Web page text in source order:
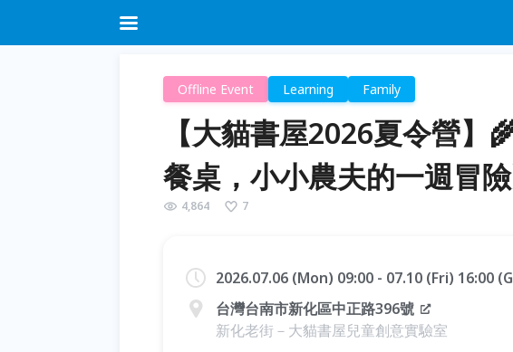
Offline Event Learning Family
【大貓書屋2026夏令營】
餐桌，小小農夫的一週冒險
4,864 7
2026.07.06 (Mon) 09:00 - 07.10 (Fri) 16:00
台灣台南市新化區中正路396號
新化老街－大貓書屋兒童創意實驗室